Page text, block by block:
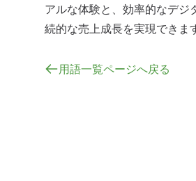
アルな体験と、効率的なデジ
続的な売上成長を実現できま
用語一覧ページへ戻る